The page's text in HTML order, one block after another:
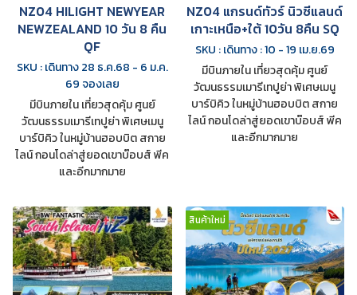
NZ04 HILIGHT NEWYEAR
NEWZEALAND 10 วัน 8 คืน
QF
SKU : เดินทาง 28 ธ.ค.68 - 6 ม.ค.
69 จองเลย
มีบินภายใน เที่ยวสุดคุ้ม ศูนย์
วัฒนธรรมเมารีเทปูย่า พิเศษเมนู
บาร์บิคิว ในหมู่บ้านฮอบบิต สกาย
ไลน์ กอนโดล่าสู่ยอดเขาบ๊อบส์ พีค
และอีกมากมาย
NZ04 แกรนด์ทัวร์ นิวซีแลนด์
เกาะเหนือ+ใต้ 10วัน 8คืน SQ
SKU : เดินทาง : 10 - 19 เม.ย.69
มีบินภายใน เที่ยวสุดคุ้ม ศูนย์
วัฒนธรรมเมารีเทปูย่า พิเศษเมนู
บาร์บิคิว ในหมู่บ้านฮอบบิต สกาย
ไลน์ กอนโดล่าสู่ยอดเขาบ๊อบส์ พีค
และอีกมากมาย
สินค้าใหม่